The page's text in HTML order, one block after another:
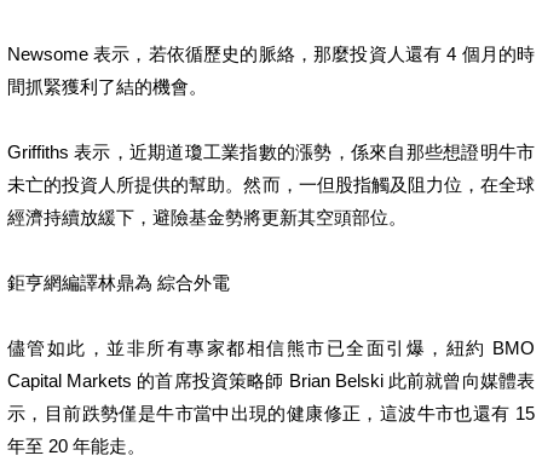
Newsome 表示，若依循歷史的脈絡，那麼投資人還有 4 個月的時
間抓緊獲利了結的機會。
Griffiths 表示，近期道瓊工業指數的漲勢，係來自那些想證明牛市
未亡的投資人所提供的幫助。然而，一但股指觸及阻力位，在全球
經濟持續放緩下，避險基金勢將更新其空頭部位。
鉅亨網編譯林鼎為 綜合外電
儘管如此，並非所有專家都相信熊市已全面引爆，紐約 BMO
Capital Markets 的首席投資策略師 Brian Belski 此前就曾向媒體表
示，目前跌勢僅是牛市當中出現的健康修正，這波牛市也還有 15
年至 20 年能走。